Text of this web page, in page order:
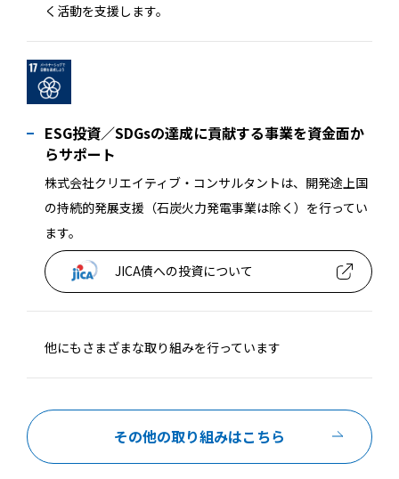
く活動を支援します。
ESG投資／SDGsの達成に貢献する事業を資金面か
らサポート
株式会社クリエイティブ・コンサルタントは、開発途上国
の持続的発展支援（石炭火力発電事業は除く）を行ってい
ます。
JICA債への投資について
他にもさまざまな取り組みを行っています
その他の取り組みはこちら